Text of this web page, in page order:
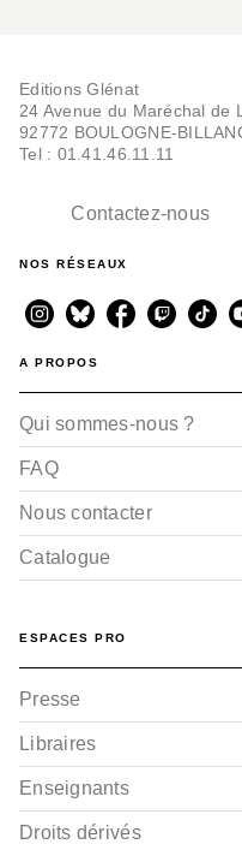
Editions Glénat
24 Avenue du Maréchal de
92772 BOULOGNE-
Tel : 01.41.46.11.11
Contactez-nous
NOS RÉSEAUX
A PROPOS
Qui sommes-nous ?
FAQ
Nous contacter
Catalogue
ESPACES PRO
Presse
Libraires
Enseignants
Droits dérivés